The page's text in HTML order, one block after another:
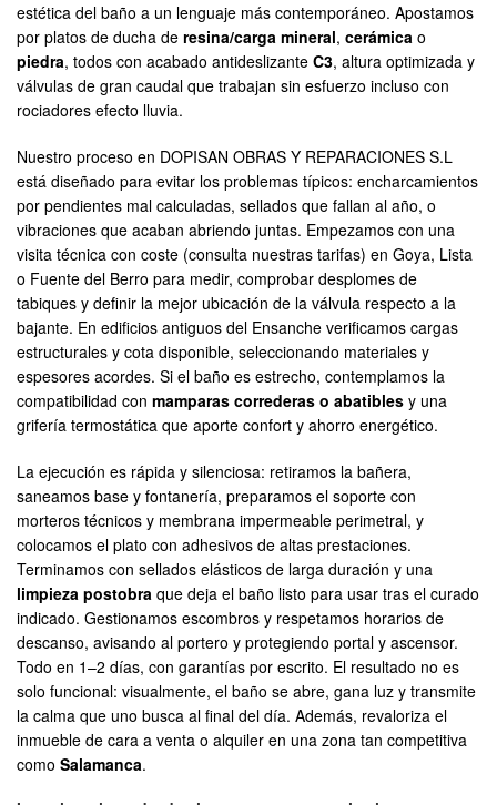
estética del baño a un lenguaje más contemporáneo. Apostamos
por platos de ducha de resina/carga mineral, cerámica o
piedra, todos con acabado antideslizante C3, altura optimizada y
válvulas de gran caudal que trabajan sin esfuerzo incluso con
rociadores efecto lluvia.
Nuestro proceso en DOPISAN OBRAS Y REPARACIONES S.L
está diseñado para evitar los problemas típicos: encharcamientos
por pendientes mal calculadas, sellados que fallan al año, o
vibraciones que acaban abriendo juntas. Empezamos con una
visita técnica con coste (consulta nuestras tarifas) en Goya, Lista
o Fuente del Berro para medir, comprobar desplomes de
tabiques y definir la mejor ubicación de la válvula respecto a la
bajante. En edificios antiguos del Ensanche verificamos cargas
estructurales y cota disponible, seleccionando materiales y
espesores acordes. Si el baño es estrecho, contemplamos la
compatibilidad con mamparas correderas o abatibles y una
grifería termostática que aporte confort y ahorro energético.
La ejecución es rápida y silenciosa: retiramos la bañera,
saneamos base y fontanería, preparamos el soporte con
morteros técnicos y membrana impermeable perimetral, y
colocamos el plato con adhesivos de altas prestaciones.
Terminamos con sellados elásticos de larga duración y una
limpieza postobra que deja el baño listo para usar tras el curado
indicado. Gestionamos escombros y respetamos horarios de
descanso, avisando al portero y protegiendo portal y ascensor.
Todo en 1–2 días, con garantías por escrito. El resultado no es
solo funcional: visualmente, el baño se abre, gana luz y transmite
la calma que uno busca al final del día. Además, revaloriza el
inmueble de cara a venta o alquiler en una zona tan competitiva
como Salamanca.